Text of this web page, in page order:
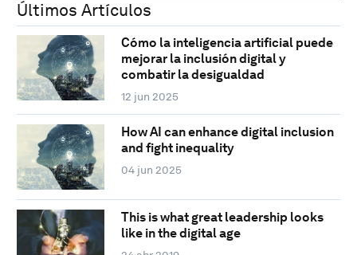
Últimos Artículos
Cómo la inteligencia artificial puede
mejorar la inclusión digital y
combatir la desigualdad
12 jun 2025
How AI can enhance digital inclusion
and fight inequality
04 jun 2025
This is what great leadership looks
like in the digital age